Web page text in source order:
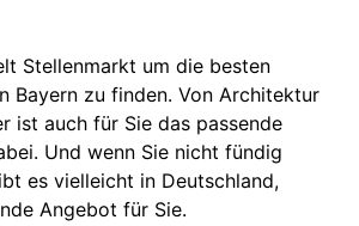
Stellenmarkt um die besten
Bayern zu finden. Von Architektur
ist auch für Sie das passende
Und wenn Sie nicht fündig
es vielleicht in Deutschland,
Angebot für Sie.